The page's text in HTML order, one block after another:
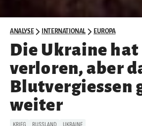
ANALYSE INTERNATIONAL EUROPA
Die Ukraine hat
verloren, aber
Blutvergiessen
weiter